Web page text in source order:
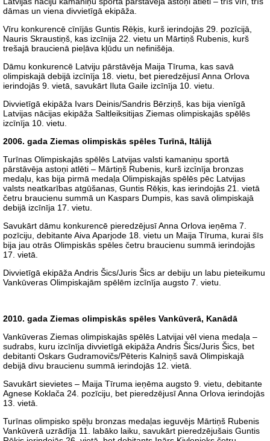
dāmas un viena divvietīgā ekipāža.
Vīru konkurencē cīnījās Guntis Rēķis, kurš ierindojās 29. pozīcijā,
Nauris Skraustiņš, kas izcīnija 22. vietu un Mārtiņš Rubenis, kurš
trešajā braucienā pieļāva kļūdu un nefinišēja.
Dāmu konkurencē Latviju pārstāvēja Maija Tīruma, kas savā
olimpiskajā debijā izcīnīja 18. vietu, bet pieredzējusī Anna Orlova
ierindojās 9. vietā, savukārt Iluta Gaile izcīnīja 10. vietu.
Divvietīgā ekipāža Ivars Deinis/Sandris Bērziņš, kas bija vienīgā
Latvijas nācijas ekipāža Saltleiksitijas Ziemas olimpiskajās spēlēs
izcīnīja 10. vietu.
2006. gada Ziemas olimpiskās spēles Turīnā, Itālijā
Turīnas Olimpiskajās spēlēs Latvijas valsti kamaniņu sportā
pārstāvēja astoņi atlēti – Mārtiņš Rubenis, kurš izcīnīja bronzas
medaļu, kas bija pirmā medaļa Olimpiskajās spēlēs pēc Latvijas
valsts neatkarības atgūšanas, Guntis Rēķis, kas ierindojās 21. vietā
četru braucienu summā un Kaspars Dumpis, kas savā olimpiskajā
debijā izcīnīja 17. vietu.
Savukārt dāmu konkurencē pieredzējusī Anna Orlova ieņēma 7.
pozīciju, debitante Aiva Aparjode 18. vietu un Maija Tīruma, kurai šīs
bija jau otrās Olimpiskās spēles četru braucienu summā ierindojās
17. vietā.
Divvietīgā ekipāža Andris Šics/Juris Šics ar debiju un labu pieteikumu
Vankūveras Olimpiskajām spēlēm izcīnīja augsto 7. vietu.
2010. gada Ziemas olimpiskās spēles Vankūverā, Kanādā
Vankūveras Ziemas olimpiskajās spēlēs Latvijai vēl viena medaļa –
sudrabs, kuru izcīnīja divvietīgā ekipāža Andris Šics/Juris Šics, bet
debitanti Oskars Gudramovičs/Pēteris Kalniņš savā Olimpiskajā
debijā divu braucienu summā ierindojās 12. vietā.
Savukārt sievietes – Maija Tīruma ieņēma augsto 9. vietu, debitante
Agnese Koklača 24. pozīciju, bet pieredzējusī Anna Orlova ierindojās
13. vietā.
Turīnas olimpisko spēļu bronzas medaļas ieguvējs Mārtiņš Rubenis
Vankūverā uzrādīja 11. labāko laiku, savukārt pieredzējušais Guntis